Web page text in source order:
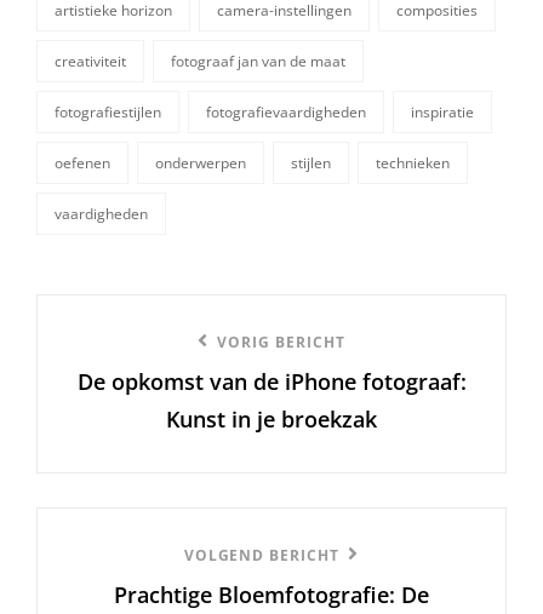
artistieke horizon camera-instellingen composities
creativiteit fotograaf jan van de maat
fotografiestijlen fotografievaardigheden inspiratie
oefenen onderwerpen stijlen technieken
vaardigheden
bericht
VORIG BERICHT
De opkomst van de iPhone fotograaf:
Kunst in je broekzak
Bericht
VOLGEND BERICHT
Prachtige Bloemfotografie: De